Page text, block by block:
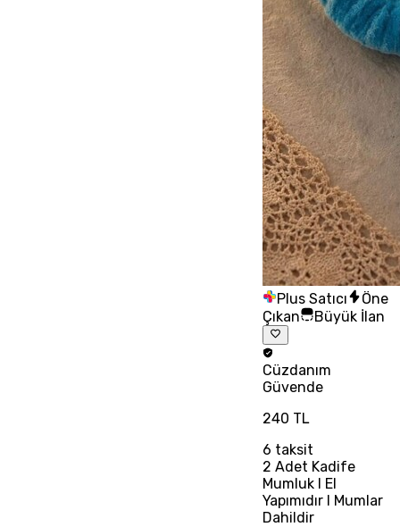
Plus Satıcı
Öne
Çıkan
Büyük İlan
Cüzdanım
Güvende
240 TL
6 taksit
2 Adet Kadife
Mumluk I El
Yapımıdır I Mumlar
Dahildir